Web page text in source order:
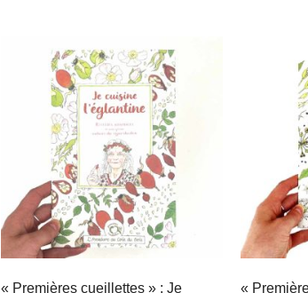
« Premières cueillettes » : Je «